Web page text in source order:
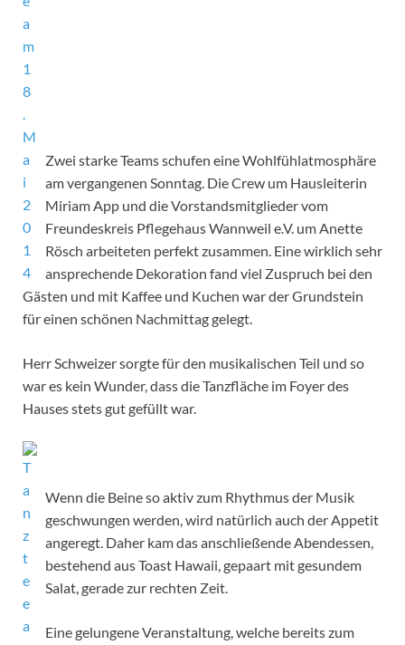
Zwei starke Teams schufen eine Wohlfühlatmosphäre
am vergangenen Sonntag. Die Crew um Hausleiterin
Miriam App und die Vorstandsmitglieder vom
Freundeskreis Pflegehaus Wannweil e.V. um Anette
Rösch arbeiteten perfekt zusammen. Eine wirklich sehr
ansprechende Dekoration fand viel Zuspruch bei den
Gästen und mit Kaffee und Kuchen war der Grundstein
für einen schönen Nachmittag gelegt.
Herr Schweizer sorgte für den musikalischen Teil und so
war es kein Wunder, dass die Tanzfläche im Foyer des
Hauses stets gut gefüllt war.
Wenn die Beine so aktiv zum Rhythmus der Musik
geschwungen werden, wird natürlich auch der Appetit
angeregt. Daher kam das anschließende Abendessen,
bestehend aus Toast Hawaii, gepaart mit gesundem
Salat, gerade zur rechten Zeit.
Eine gelungene Veranstaltung, welche bereits zum